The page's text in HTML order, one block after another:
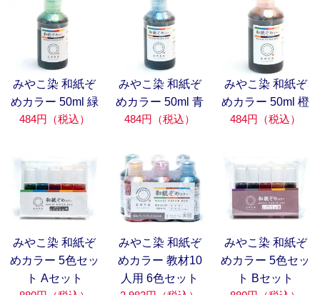
みやこ染 和紙ぞ
めカラー 50ml 緑
484円（税込）
みやこ染 和紙ぞ
めカラー 50ml 青
484円（税込）
みやこ染 和紙ぞ
めカラー 50ml 橙
484円（税込）
みやこ染 和紙ぞ
めカラー 5色セッ
ト Aセット
みやこ染 和紙ぞ
めカラー 教材10
人用 6色セット
みやこ染 和紙ぞ
めカラー 5色セッ
ト Bセット